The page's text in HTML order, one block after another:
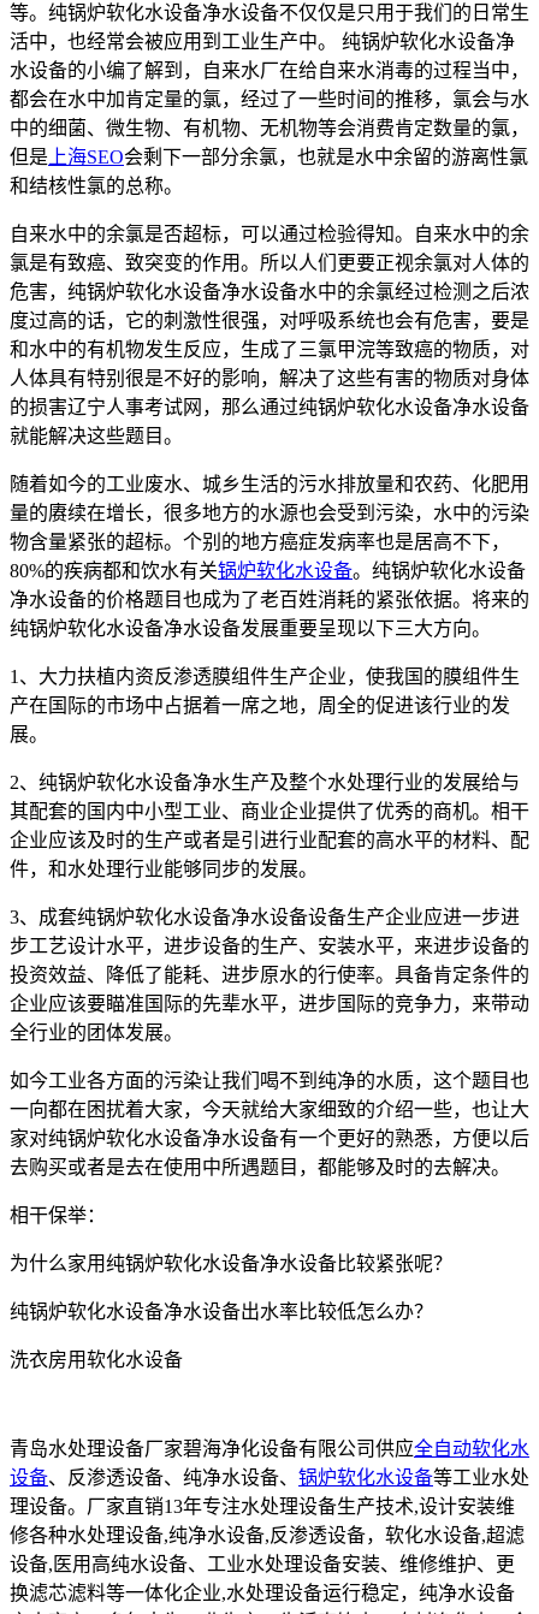
等。纯锅炉软化水设备净水设备不仅仅是只用于我们的日常生
活中，也经常会被应用到工业生产中。 纯锅炉软化水设备净
水设备的小编了解到，自来水厂在给自来水消毒的过程当中，
都会在水中加肯定量的氯，经过了一些时间的推移，氯会与水
中的细菌、微生物、有机物、无机物等会消费肯定数量的氯，
但是 上海SEO会剩下一部分余氯，也就是水中余留的游离性氯
和结核性氯的总称。
自来水中的余氯是否超标，可以通过检验得知。自来水中的余
氯是有致癌、致突变的作用。所以人们更要正视余氯对人体的
危害，纯锅炉软化水设备净水设备水中的余氯经过检测之后浓
度过高的话，它的刺激性很强，对呼吸系统也会有危害，要是
和水中的有机物发生反应，生成了三氯甲浣等致癌的物质，对
人体具有特别很是不好的影响，解决了这些有害的物质对身体
的损害辽宁人事考试网，那么通过纯锅炉软化水设备净水设备
就能解决这些题目。
随着如今的工业废水、城乡生活的污水排放量和农药、化肥用
量的赓续在增长，很多地方的水源也会受到污染，水中的污染
物含量紧张的超标。个别的地方癌症发病率也是居高不下，
80%的疾病都和饮水有关锅炉软化水设备。纯锅炉软化水设备
净水设备的价格题目也成为了老百姓消耗的紧张依据。将来的
纯锅炉软化水设备净水设备发展重要呈现以下三大方向。
1、大力扶植内资反渗透膜组件生产企业，使我国的膜组件生
产在国际的市场中占据着一席之地，周全的促进该行业的发
展。
2、纯锅炉软化水设备净水生产及整个水处理行业的发展给与
其配套的国内中小型工业、商业企业提供了优秀的商机。相干
企业应该及时的生产或者是引进行业配套的高水平的材料、配
件，和水处理行业能够同步的发展。
3、成套纯锅炉软化水设备净水设备设备生产企业应进一步进
步工艺设计水平，进步设备的生产、安装水平，来进步设备的
投资效益、降低了能耗、进步原水的行使率。具备肯定条件的
企业应该要瞄准国际的先辈水平，进步国际的竞争力，来带动
全行业的团体发展。
如今工业各方面的污染让我们喝不到纯净的水质，这个题目也
一向都在困扰着大家，今天就给大家细致的介绍一些，也让大
家对纯锅炉软化水设备净水设备有一个更好的熟悉，方便以后
去购买或者是去在使用中所遇题目，都能够及时的去解决。
相干保举：
为什么家用纯锅炉软化水设备净水设备比较紧张呢？
纯锅炉软化水设备净水设备出水率比较低怎么办？
洗衣房用软化水设备
青岛水处理设备厂家碧海净化设备有限公司供应全自动软化水
设备、反渗透设备、纯净水设备、 锅炉软化水设备等工业水处
理设备。厂家直销13年专注水处理设备生产技术,设计安装维
修各种水处理设备,纯净水设备,反渗透设备，软化水设备,超滤
设备,医用高纯水设备、工业水处理设备安装、维修维护、更
换滤芯滤料等一体化企业,水处理设备运行稳定，纯净水设备